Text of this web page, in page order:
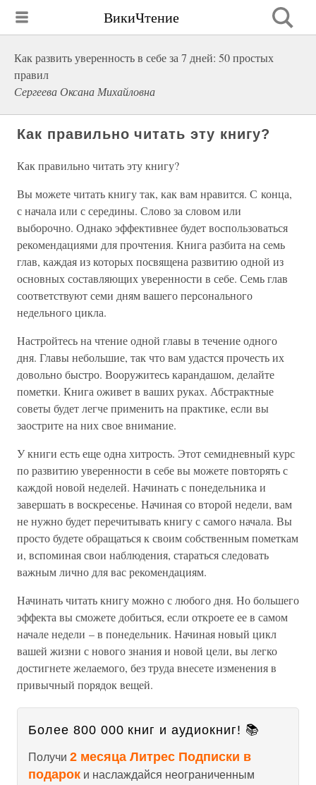
ВикиЧтение
Как развить уверенность в себе за 7 дней: 50 простых
правил
Сергеева Оксана Михайловна
Как правильно читать эту книгу?
Как правильно читать эту книгу?
Вы можете читать книгу так, как вам нравится. С конца,
с начала или с середины. Слово за словом или
выборочно. Однако эффективнее будет воспользоваться
рекомендациями для прочтения. Книга разбита на семь
глав, каждая из которых посвящена развитию одной из
основных составляющих уверенности в себе. Семь глав
соответствуют семи дням вашего персонального
недельного цикла.
Настройтесь на чтение одной главы в течение одного
дня. Главы небольшие, так что вам удастся прочесть их
довольно быстро. Вооружитесь карандашом, делайте
пометки. Книга оживет в ваших руках. Абстрактные
советы будет легче применить на практике, если вы
заострите на них свое внимание.
У книги есть еще одна хитрость. Этот семидневный курс
по развитию уверенности в себе вы можете повторять с
каждой новой неделей. Начинать с понедельника и
завершать в воскресенье. Начиная со второй недели, вам
не нужно будет перечитывать книгу с самого начала. Вы
просто будете обращаться к своим собственным пометкам
и, вспоминая свои наблюдения, стараться следовать
важным лично для вас рекомендациям.
Начинать читать книгу можно с любого дня. Но большего
эффекта вы сможете добиться, если откроете ее в самом
начале недели – в понедельник. Начиная новый цикл
вашей жизни с нового знания и новой цели, вы легко
достигнете желаемого, без труда внесете изменения в
привычный порядок вещей.
Более 800 000 книг и аудиокниг! 📚
Получи 2 месяца Литрес Подписки в
подарок и наслаждайся неограниченным